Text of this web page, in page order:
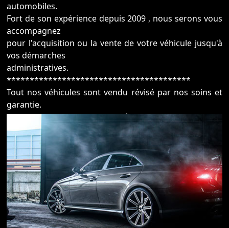
automobiles.
Fort de son expérience depuis 2009 , nous serons vous
accompagnez
pour l'acquisition ou la vente de votre véhicule jusqu'à
vos démarches
administratives.
****************************************
Tout nos véhicules sont vendu révisé par nos soins et
garantie.
Reprise de votre ancien véhicule sans obligation
d'achat.
Ouvert du Lundi au Samedi de 10h a 19h seulement sur
rdv.
18 Boulevard devaux 78300 POISSY à seulement 2
minutes de la gare .
n'hésitez pas a nous contactez au 06.69.27.53.54 //
amg78@hotmail.fr.
****************************************